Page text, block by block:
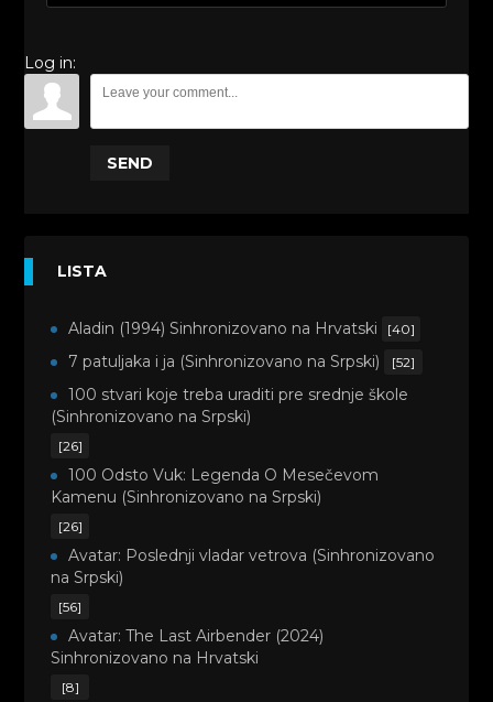
Log in:
SEND
LISTA
Aladin (1994) Sinhronizovano na Hrvatski [40]
7 patuljaka i ja (Sinhronizovano na Srpski) [52]
100 stvari koje treba uraditi pre srednje škole
(Sinhronizovano na Srpski)
[26]
100 Odsto Vuk: Legenda O Mesečevom
Kamenu (Sinhronizovano na Srpski)
[26]
Avatar: Poslednji vladar vetrova (Sinhronizovano
na Srpski)
[56]
Avatar: The Last Airbender (2024)
Sinhronizovano na Hrvatski
[8]